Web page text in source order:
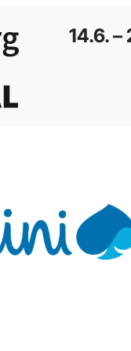
14.6.